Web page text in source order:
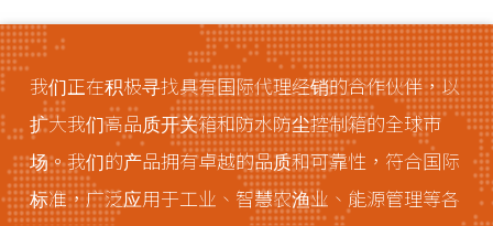
我们正在积极寻找具有国际代理经销的合作伙伴，以
扩大我们高品质开关箱和防水防尘控制箱的全球市
场。我们的产品拥有卓越的品质和可靠性，符合国际
标准，广泛应用于工业、智慧农渔业、能源管理等各